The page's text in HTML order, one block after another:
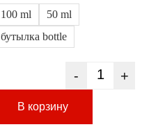
100 ml
50 ml
бутылка bottle
- +
В корзину